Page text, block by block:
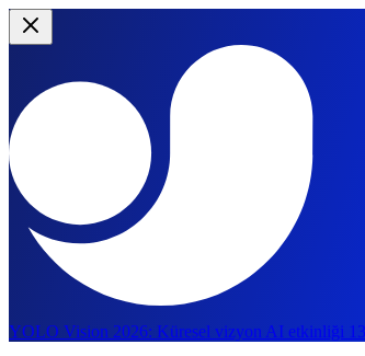
YOLO Vision 2026: Küresel vizyon AI etkinliği